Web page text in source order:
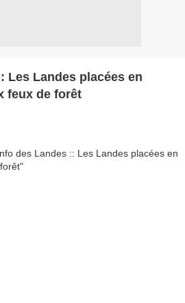
Les Landes placées en
feux de forêt